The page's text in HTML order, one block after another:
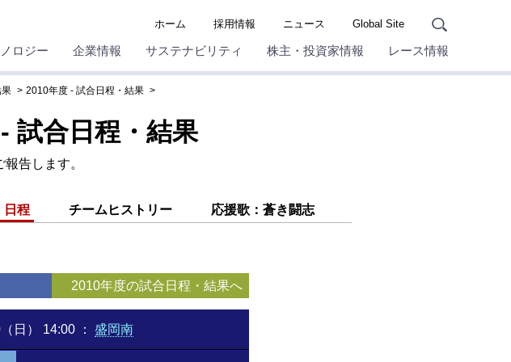
ホーム 採用情報 ニュース Global Site
ロジー 企業情報 サステナビリティ 株主・投資家情報 レース情報
2010年度 - 試合日程・結果
試合日程・結果
告します。
日程 チームヒストリー 応援歌：蒼き闘志
2010年度の試合日程・結果へ
日） 14:00： 盛岡南